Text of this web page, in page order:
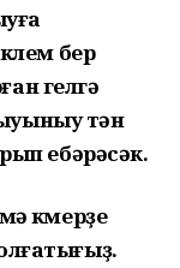
бер
гелгә
тән
ебәрәсәк.
күмерҙе